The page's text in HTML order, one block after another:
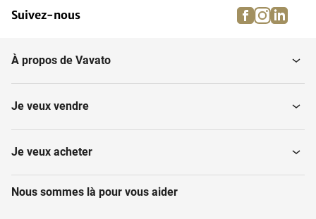
Moissonneuses-
Récolteuses de choux
Enrubanneuses pour
Machines à vendanger
Suivez-nous facebook
À propos de Vavato
Je veux vendre
Je veux acheter
Nous sommes là pour vous aider